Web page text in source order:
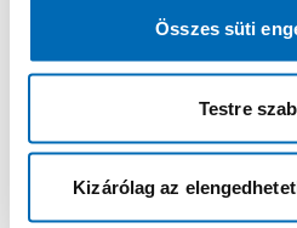
Összes süti
Testre
Kizárólag az